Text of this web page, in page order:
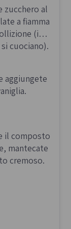
poi
una treccia
da forno
con il
con un
zucchero al
a fiamma
(in
cuociano).
aggiungete
il composto
mantecate
cremoso.